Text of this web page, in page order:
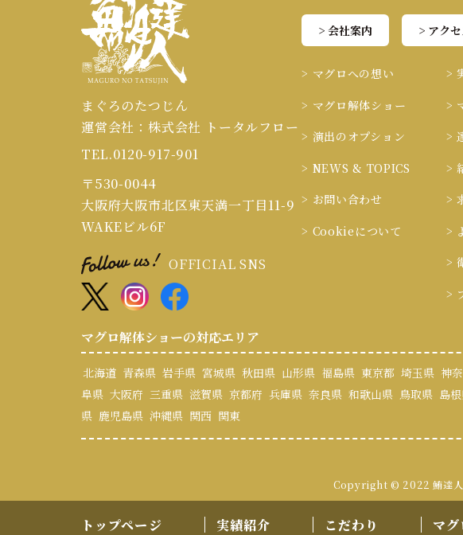
まぐろのたつじん
運営会社：株式会社 トータルフロー
TEL.0120-917-901
〒530-0044
大阪府大阪市北区東天満一丁目11-9
WAKEビル6F
OFFICIAL SNS
> 会社案内 > アク
> マグロへの想い
> マグロ解体ショー
> 演出のオプション
> NEWS & TOPICS
> お問い合わせ
> Cookieについて
>
>
>
>
>
>
>
>
マグロ解体ショーの対応エリア
北海道 青森県 岩手県 宮城県 秋田県 山形県 福島県 東京都 埼玉県 神
阜県 大阪府 三重県 滋賀県 京都府 兵庫県 奈良県 和歌山県 鳥取県 島
県 鹿児島県 沖縄県 関西 関東
Copyright © 2022 鮪達人
トップページ 実績紹介 こだわり マ